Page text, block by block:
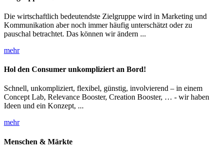
Die wirtschaftlich bedeutendste Zielgruppe wird in Marketing und
Kommunikation aber noch immer häufig unterschätzt oder zu
pauschal betrachtet. Das können wir ändern ...
mehr
Hol den Consumer unkompliziert an Bord!
Schnell, unkompliziert, flexibel, günstig, involvierend – in einem
Concept Lab, Relevance Booster, Creation Booster, … - wir haben
Ideen und ein Konzept, ...
mehr
Menschen & Märkte